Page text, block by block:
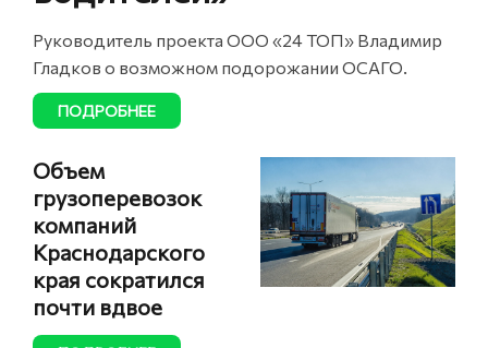
Руководитель проекта ООО «24 ТОП» Владимир
Гладков о возможном подорожании ОСАГО.
ПОДРОБНЕЕ
Объем
грузоперевозок
компаний
Краснодарского
края сократился
почти вдвое